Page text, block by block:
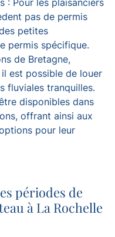
: Pour les plaisanciers
pas de permis
petites
permis spécifique.
de Bretagne,
est possible de louer
fluviales tranquilles.
disponibles dans
offrant ainsi aux
pour leur
périodes de
à La Rochelle